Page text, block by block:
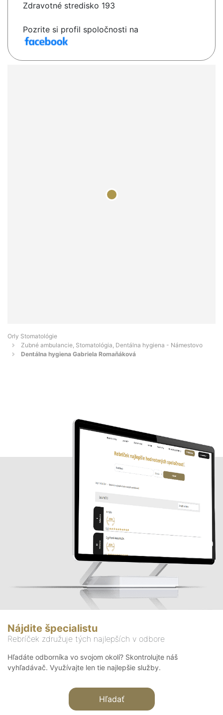
Zdravotné stredisko 193
Pozrite si profil spoločnosti na
Orly Stomatológie
Zubné ambulancie, Stomatológia, Dentálna hygiena - Námestovo
Dentálna hygiena Gabriela Romaňáková
Nájdite špecialistu
Rebríček združuje tých najlepších v odbore
Hľadáte odborníka vo svojom okolí? Skontrolujte náš
vyhľadávač. Využívajte len tie najlepšie služby.
Hľadať